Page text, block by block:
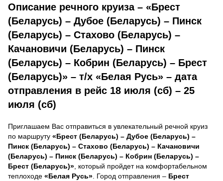
Описание речного круиза – «Брест
(Беларусь) – Дубое (Беларусь) – Пинск
(Беларусь) – Стахово (Беларусь) –
Качановичи (Беларусь) – Пинск
(Беларусь) – Кобрин (Беларусь) – Брест
(Беларусь)» – т/х «Белая Русь» – дата
отправления в рейс 18 июля (сб) – 25
июля (сб)
Приглашаем Вас отправиться в увлекательный речной круиз
по маршруту «Брест (Беларусь) – Дубое (Беларусь) –
Пинск (Беларусь) – Стахово (Беларусь) – Качановичи
(Беларусь) – Пинск (Беларусь) – Кобрин (Беларусь) –
Брест (Беларусь)» , который пройдет на комфортабельном
теплоходе «Белая Русь» . Город отправления – Брест